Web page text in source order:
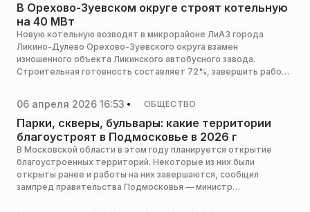
В Орехово-Зуевском округе строят котельную
на 40 МВт
Новую котельную возводят в микрорайоне ЛиАЗ города
Ликино-Дулево Орехово-Зуевского округа взамен
изношенного объекта Ликинского автобусного завода.
Строительная готовность составляет 72%, завершить работы
надзора Московской области.
06 апреля 2026 16:53 ОБЩЕСТВО
Парки, скверы, бульвары: какие территории
благоустроят в Подмосковье в 2026 г
В Московской области в этом году планируется открытие
благоустроенных территорий. Некоторые из них были
открыты ранее и работы на них завершаются, сообщил
зампред правительства Подмосковья — министр